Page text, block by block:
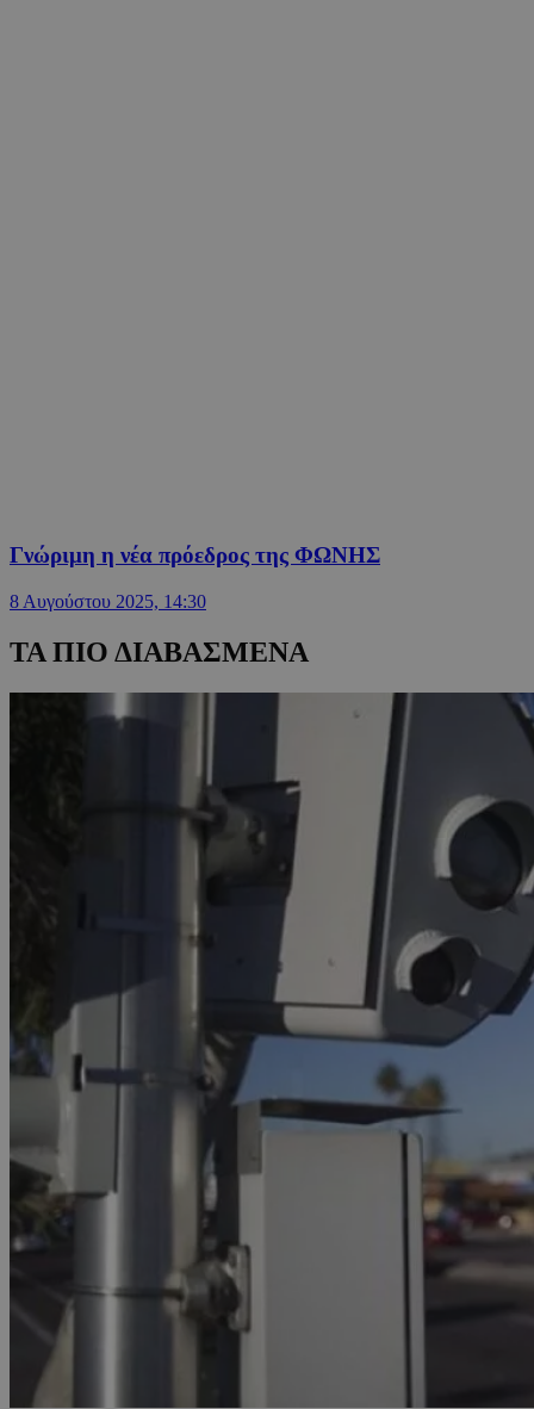
Γνώριμη η νέα πρόεδρος της ΦΩΝΗΣ
8 Αυγούστου 2025, 14:30
ΤΑ ΠΙΟ ΔΙΑΒΑΣΜΕΝΑ